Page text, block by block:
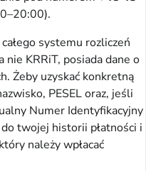
systemu rozliczeń
KRRiT, posiada dane o
Żeby uzyskać konkretną
PESEL oraz, jeśli
Numer Identyfikacyjny
twojej historii płatności i
należy wpłacać